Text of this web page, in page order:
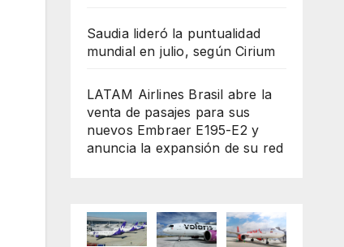
Saudia lideró la puntualidad
mundial en julio, según Cirium
LATAM Airlines Brasil abre la
venta de pasajes para sus
nuevos Embraer E195-E2 y
anuncia la expansión de su red